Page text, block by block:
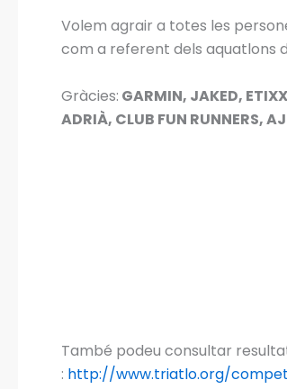
Volem agrair a totes les
com a referent dels aquatlons
Gràcies: GARMIN, JAKED,
ADRIÀ, CLUB FUN RUNNERS,
També podeu consultar
: http://www.triatlo.org/